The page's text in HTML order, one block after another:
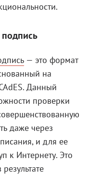
— это формат
на
Данный
проверки
даже через
и для ее
к Интернету. Это